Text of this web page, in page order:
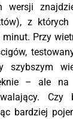
wersji
z
Przy
szybszym
– ale
bardziej